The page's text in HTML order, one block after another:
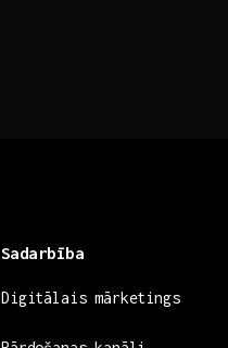
Sadarbība
Digitālais mārketings